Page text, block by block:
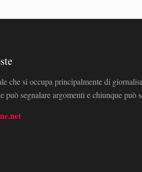
che si occupa principalmente di
segnalare argomenti e chiunque può